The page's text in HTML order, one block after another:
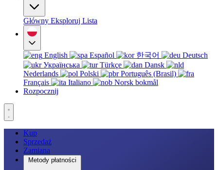
Główny Eksploruj Lista
English Español 한국어
Deutsch
Українська
Türkçe
Dansk
Nederlands
Polski
Português (Brasil)
Français
Italiano
Norsk bokmål
Rozpocznij
Kup
Sprzedaż
Zamiana
Metody płatności